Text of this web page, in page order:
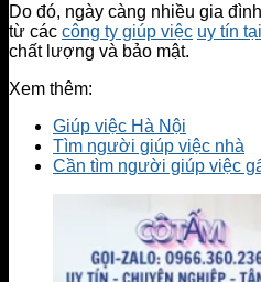
Do đó, ngày càng nhiều gia
từ các công ty giúp việc uy tín
chất lượng và bảo mật.
Xem thêm:
Giúp việc Hà Nội
Tìm người giúp việc nhà
Cần tìm người giúp việc